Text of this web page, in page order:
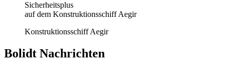
Sicherheitsplus
auf dem Konstruktionsschiff Aegir
Konstruktionsschiff Aegir
Bolidt Nachrichten